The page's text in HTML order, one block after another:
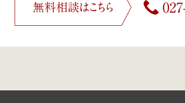
無料相談はこちら